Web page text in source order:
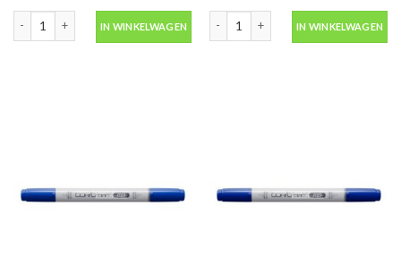
IN WINKELWAGEN IN WINKELWAGEN